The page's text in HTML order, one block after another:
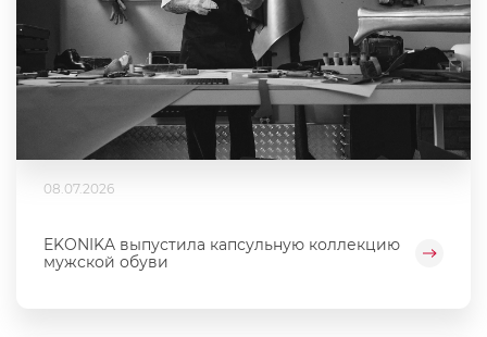
08.07.2026
EKONIKA выпустила капсульную коллекцию
мужской обуви